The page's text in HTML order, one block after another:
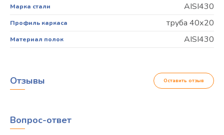
Марка стали AISI430
Профиль каркаса труба 40х20
Материал полок AISI430
Отзывы Оставить отзыв
Вопрос-ответ